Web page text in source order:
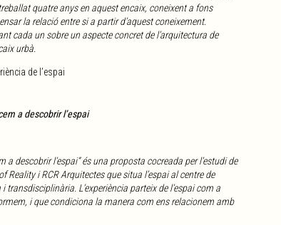
quatre anys en aquest encaix, coneixent a fons
la relació entre si a partir d’aquest coneixement.
cada un sobre un aspecte concret de l’arquitectura de
urbà.
de l’espai
a descobrir l’espai
descobrir l’espai” és una proposta cocreada per l’estudi de
Reality i RCR Arquitectes que situa l’espai al centre de
transdisciplinària. L’experiència parteix de l’espai com a
i que condiciona la manera com ens relacionem amb